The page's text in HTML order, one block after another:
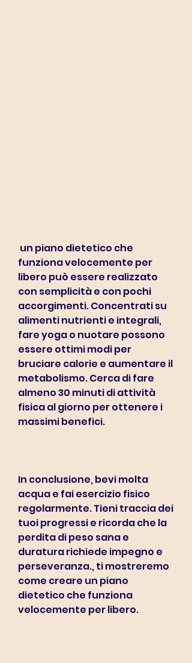
funziona velocemente per
libero può essere realizzato
con semplicità e con pochi
accorgimenti. Concentrati su
alimenti nutrienti e integrali,
fare yoga o nuotare possono
essere ottimi modi per
bruciare calorie e aumentare il
metabolismo. Cerca di fare
almeno 30 minuti di attività
fisica al giorno per ottenere i
massimi benefici.
In conclusione, bevi molta
acqua e fai esercizio fisico
regolarmente. Tieni traccia dei
tuoi progressi e ricorda che la
perdita di peso sana e
duratura richiede impegno e
perseveranza., ti mostreremo
come creare un piano
dietetico che funziona
velocemente per libero.